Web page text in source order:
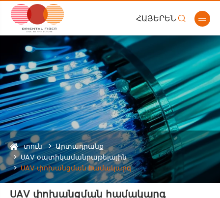
ՀԱՅԵՐԵՆ 
տուն
Արտադրանք
UAV օպտիկամանրաթելային
UAV փոխանցման համակարգ